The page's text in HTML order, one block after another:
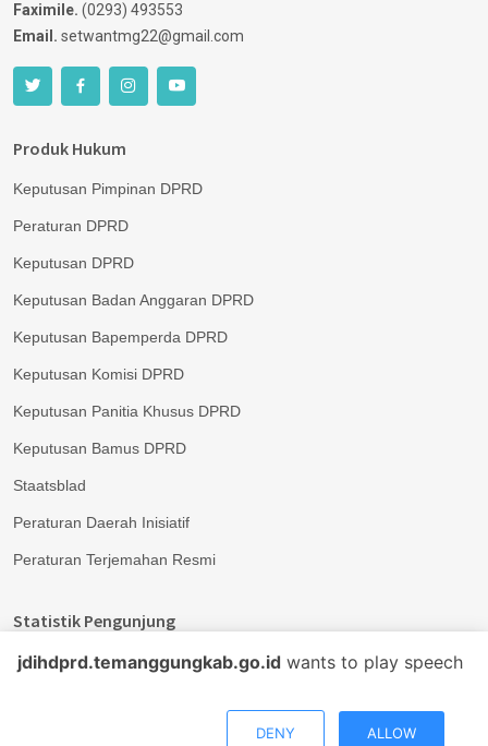
Faximile. (0293) 493553
Email. setwantmg22@gmail.com
Produk Hukum
Keputusan Pimpinan DPRD
Peraturan DPRD
Keputusan DPRD
Keputusan Badan Anggaran DPRD
Keputusan Bapemperda DPRD
Keputusan Komisi DPRD
Keputusan Panitia Khusus DPRD
Keputusan Bamus DPRD
Staatsblad
Peraturan Daerah Inisiatif
Peraturan Terjemahan Resmi
Statistik Pengunjung
Hari Ini:386
jdihdprd.temanggungkab.go.id wants to play speech
DENY ALLOW